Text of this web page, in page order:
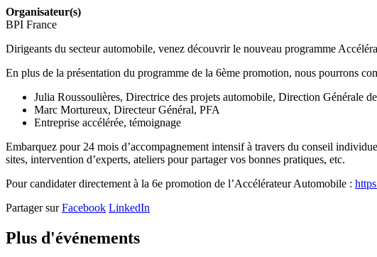
Organisateur(s)
BPI France
Dirigeants du secteur automobile, venez découvrir le nouveau programme
En plus de la présentation du programme de la 6ème promotion, nous pourrons
Julia Roussoulières, Directrice des projets automobile, Direction Générale
Marc Mortureux, Directeur Général, PFA
Entreprise accélérée, témoignage
Embarquez pour 24 mois d’accompagnement intensif à travers du conseil
sites, intervention d’experts, ateliers pour partager vos bonnes pratiques, etc.
Pour candidater directement à la 6e promotion de l’Accélérateur Automobile :
Partager sur Facebook LinkedIn
Plus d'événements